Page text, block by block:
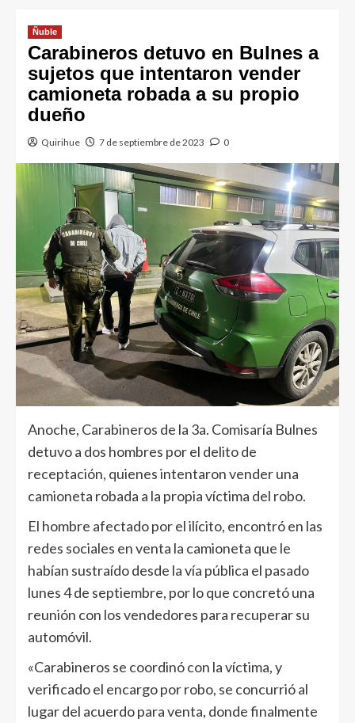
Ñuble
Carabineros detuvo en Bulnes a
sujetos que intentaron vender
camioneta robada a su propio
dueño
Quirihue 7 de septiembre de 2023 0
Anoche, Carabineros de la 3a. Comisaría Bulnes
detuvo a dos hombres por el delito de
receptación, quienes intentaron vender una
camioneta robada a la propia víctima del robo.
El hombre afectado por el ilícito, encontró en las
redes sociales en venta la camioneta que le
habían sustraído desde la vía pública el pasado
lunes 4 de septiembre, por lo que concretó una
reunión con los vendedores para recuperar su
automóvil.
«Carabineros se coordinó con la víctima, y
verificado el encargo por robo, se concurrió al
lugar del acuerdo para venta, donde finalmente